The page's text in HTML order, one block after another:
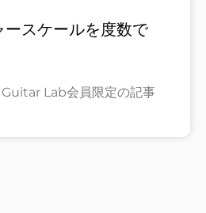
スケールを度数で
Lab会員限定の記事